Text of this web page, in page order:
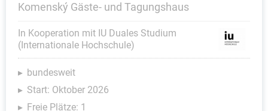
Komenský Gäste- und Tagungshaus
In Kooperation mit IU Duales Studium
(Internationale Hochschule)
bundesweit
Start: Oktober 2026
Freie Plätze: 1